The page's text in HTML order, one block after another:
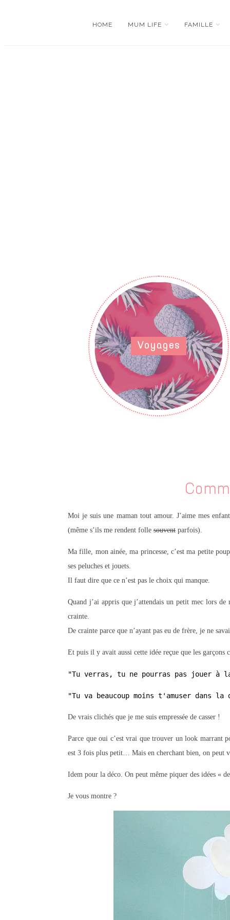
HOME MUM LIFE FAMILLE
Voyages
Moi je suis une maman tout amour. J’aime mes
(même s’ils me rendent folle souvent parfois).
Ma fille, mon ainée, ma princesse, c’est ma petite
ses peluches et jouets.
Il faut dire que ce n’est pas le choix qui manque.
Quand j’ai appris que j’attendais un petit mec lors de
crainte.
De crainte parce que n’ayant pas eu de frère, je ne
Et puis il y avait aussi cette idée reçue que les garçons
"Tu verras, tu ne pourras pas jouer à
"Tu va beaucoup moins t'amuser dans la
De vrais clichés que je me suis empressée de casser !
Parce que oui c’est vrai que trouver un look marrant
est 3 fois plus petit… Mais en cherchant bien, on peut
Idem pour la déco. On peut même piquer des idées «
Je vous montre ?